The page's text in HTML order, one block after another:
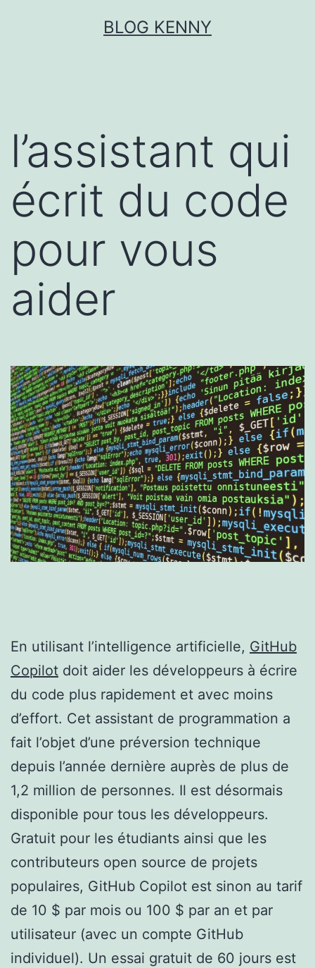
BLOG KENNY
l’assistant qui
écrit du code
pour vous
aider
En utilisant l’intelligence artificielle, GitHub
Copilot doit aider les développeurs à écrire
du code plus rapidement et avec moins
d’effort. Cet assistant de programmation a
fait l’objet d’une préversion technique
depuis l’année dernière auprès de plus de
1,2 million de personnes. Il est désormais
disponible pour tous les développeurs.
Gratuit pour les étudiants ainsi que les
contributeurs open source de projets
populaires, GitHub Copilot est sinon au tarif
de 10 $ par mois ou 100 $ par an et par
utilisateur (avec un compte GitHub
individuel). Un essai gratuit de 60 jours est